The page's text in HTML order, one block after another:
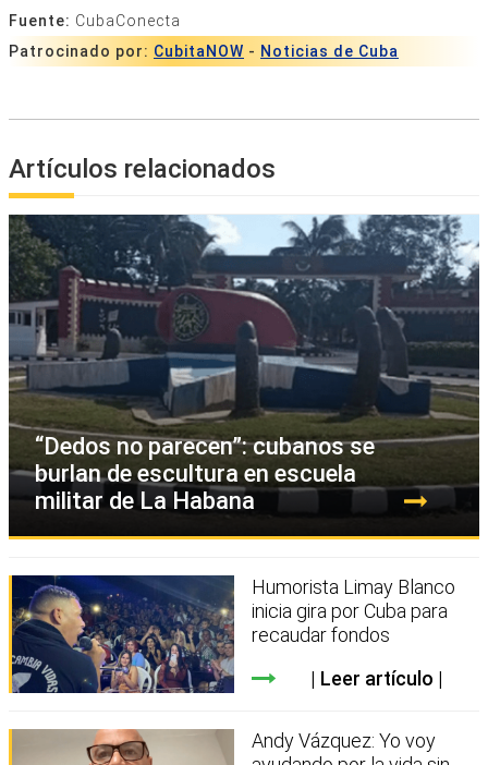
Fuente: CubaConecta
Patrocinado por: CubitaNOW - Noticias de Cuba
Artículos relacionados
“Dedos no parecen”: cubanos se
burlan de escultura en escuela
militar de La Habana
Humorista Limay Blanco
inicia gira por Cuba para
recaudar fondos
Leer artículo
Andy Vázquez: Yo voy